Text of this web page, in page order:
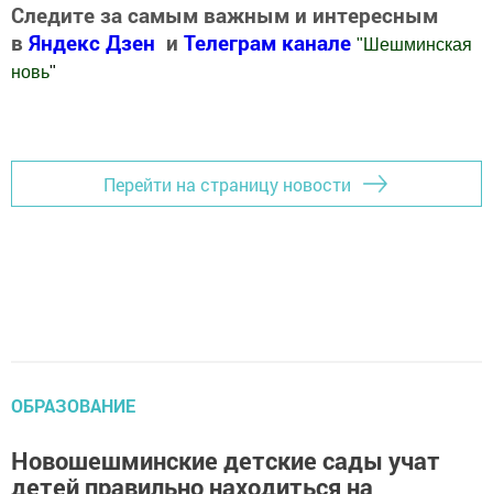
Следите за самым важным и интересным
в Яндекс Дзен и Телеграм канале "Шешминская
новь"
Перейти на страницу новости
ОБРАЗОВАНИЕ
Новошешминские детские сады учат
детей правильно находиться на